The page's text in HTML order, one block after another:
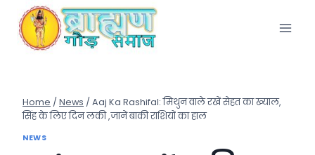
content
Home / News / Aaj Ka Rashifal: मिथुन वाले रखें सेहत का ख्याल,
सिंह के लिए दिन लकी ,जानें बाकी राशियों का हाल
NEWS